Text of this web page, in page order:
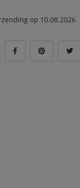
op 10.08.2026